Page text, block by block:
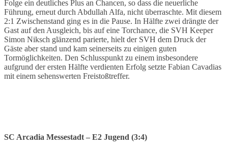
Folge ein deutliches Plus an Chancen, so dass die neuerliche
Führung, erneut durch Abdullah Alfa, nicht überraschte. Mit diesem
2:1 Zwischenstand ging es in die Pause. In Hälfte zwei drängte der
Gast auf den Ausgleich, bis auf eine Torchance, die SVH Keeper
Simon Niksch glänzend parierte, hielt der SVH dem Druck der
Gäste aber stand und kam seinerseits zu einigen guten
Tormöglichkeiten. Den Schlusspunkt zu einem insbesondere
aufgrund der ersten Hälfte verdienten Erfolg setzte Fabian Cavadias
mit einem sehenswerten Freistoßtreffer.
SC Arcadia Messestadt – E2 Jugend (3:4)